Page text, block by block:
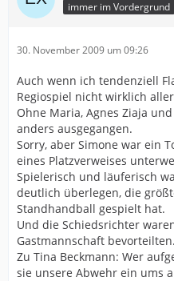
immer im Vordergrund
30. November 2009 um 09:26
Auch wenn ich tendenziell
Regiospiel nicht wirklich
Ohne Maria, Agnes Ziaja
anders ausgegangen.
Sorry, aber Simone war ein
eines Platzverweises
Spielerisch und läuferisch
deutlich überlegen, die
Standhandball gespielt hat.
Und die Schiedsrichter
Gastmannschaft bevorteilten.
Zu Tina Beckmann: Wer
sie unsere Abwehr ein ums